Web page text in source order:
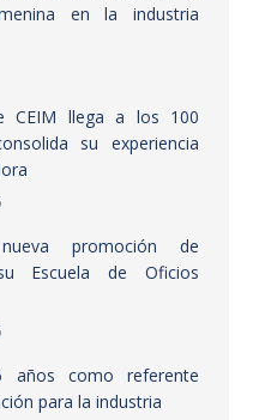
en la industria
CEIM llega a los 100
su experiencia
promoción de
Escuela de Oficios
años como referente
para la industria